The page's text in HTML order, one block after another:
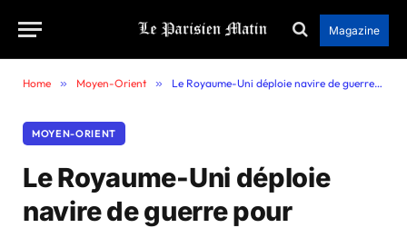
Magazine
Home » Moyen-Orient » Le Royaume-Uni déploie navire de guerre pour sécuriser le détroit d’Hormuz
MOYEN-ORIENT
Le Royaume-Uni déploie
navire de guerre pour